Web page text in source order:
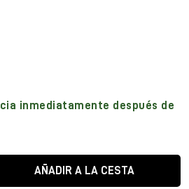
inmediatamente después de
AÑADIR A LA CESTA